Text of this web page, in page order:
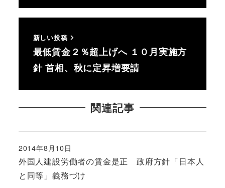
新しい投稿
最低賃金２％超上げへ １０月実施方
針 首相、秋に定昇増要請
関連記事
外国人建設労働者の賃金是正 政府方針「日本人
と同等」義務づけ
投稿日
2014年8月10日